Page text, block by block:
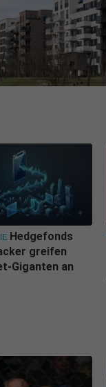
Hedgefonds
greifen
Giganten an